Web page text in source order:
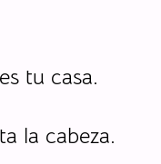
tu casa.
la cabeza.